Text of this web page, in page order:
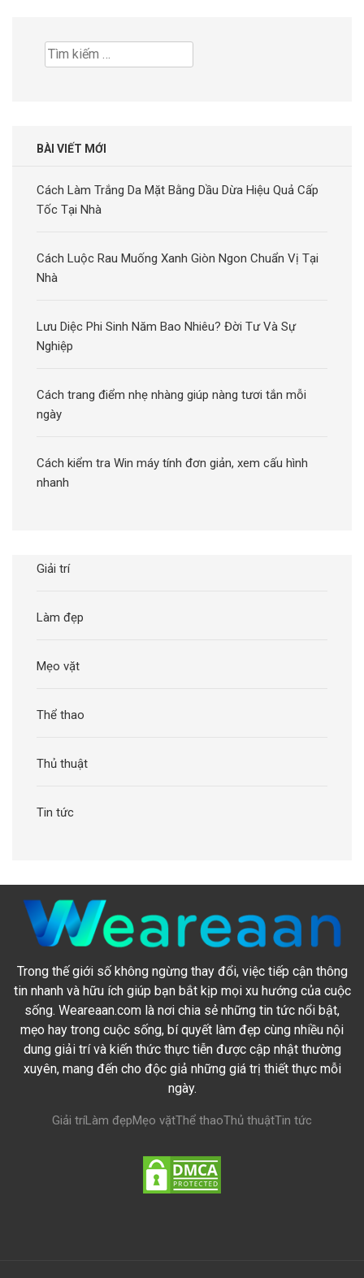
Tìm
kiếm
BÀI VIẾT MỚI
Cách Làm Trắng Da Mặt Bằng Dầu Dừa Hiệu Quả Cấp
Tốc Tại Nhà
Cách Luộc Rau Muống Xanh Giòn Ngon Chuẩn Vị Tại
Nhà
Lưu Diệc Phi Sinh Năm Bao Nhiêu? Đời Tư Và Sự
Nghiệp
Cách trang điểm nhẹ nhàng giúp nàng tươi tắn mỗi
ngày
Cách kiểm tra Win máy tính đơn giản, xem cấu hình
nhanh
Giải trí
Làm đẹp
Mẹo vặt
Thể thao
Thủ thuật
Tin tức
Trong thế giới số không ngừng thay đổi, việc tiếp cận thông
tin nhanh và hữu ích giúp bạn bắt kịp mọi xu hướng của cuộc
sống. Weareaan.com là nơi chia sẻ những tin tức nổi bật,
mẹo hay trong cuộc sống, bí quyết làm đẹp cùng nhiều nội
dung giải trí và kiến thức thực tiễn được cập nhật thường
xuyên, mang đến cho độc giả những giá trị thiết thực mỗi
ngày.
Giải tríLàm đẹpMẹo vặtThể thaoThủ thuậtTin tức